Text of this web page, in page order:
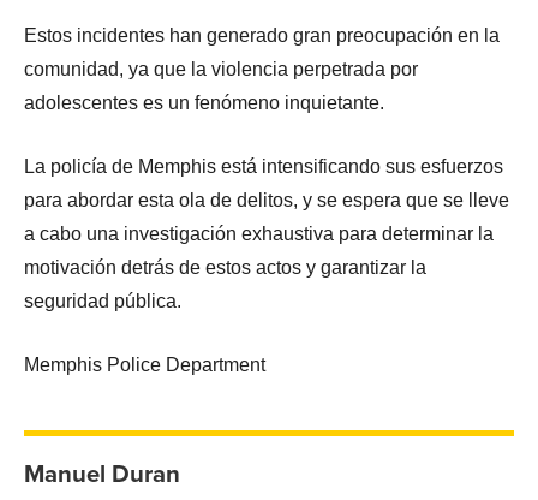
Estos incidentes han generado gran preocupación en la
comunidad, ya que la violencia perpetrada por
adolescentes es un fenómeno inquietante.
La policía de Memphis está intensificando sus esfuerzos
para abordar esta ola de delitos, y se espera que se lleve
a cabo una investigación exhaustiva para determinar la
motivación detrás de estos actos y garantizar la
seguridad pública.
Memphis Police Department
Manuel Duran